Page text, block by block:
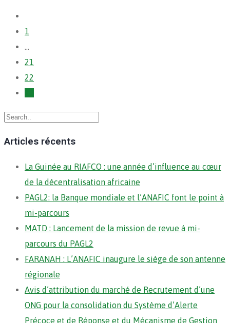
1
…
21
22
Articles récents
La Guinée au RIAFCO : une année d’influence au cœur
de la décentralisation africaine
PAGL2: la Banque mondiale et l’ANAFIC font le point à
mi-parcours
MATD : Lancement de la mission de revue à mi-
parcours du PAGL2
FARANAH : L’ANAFIC inaugure le siège de son antenne
régionale
Avis d’attribution du marché de Recrutement d’une
ONG pour la consolidation du Système d’Alerte
Précoce et de Réponse et du Mécanisme de Gestion